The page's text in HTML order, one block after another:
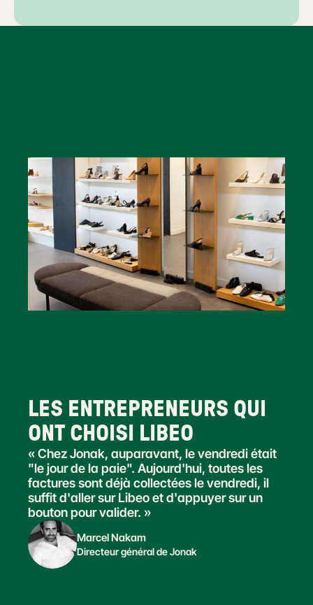
LES ENTREPRENEURS QUI
ONT CHOISI LIBEO
« Chez Jonak, auparavant, le vendredi était
"le jour de la paie". Aujourd'hui, toutes les
factures sont déjà collectées le vendredi, il
suffit d'aller sur Libeo et d'appuyer sur un
bouton pour valider. »
Marcel Nakam
Directeur général de Jonak